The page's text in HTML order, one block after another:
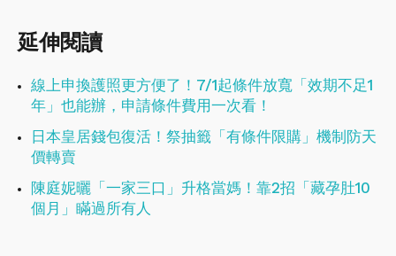
延伸閱讀
線上申換護照更方便了！7/1起條件放寬「效期不足1
年」也能辦，申請條件費用一次看！
日本皇居錢包復活！祭抽籤「有條件限購」機制防天
價轉賣
陳庭妮曬「一家三口」升格當媽！靠2招「藏孕肚10
個月」瞞過所有人